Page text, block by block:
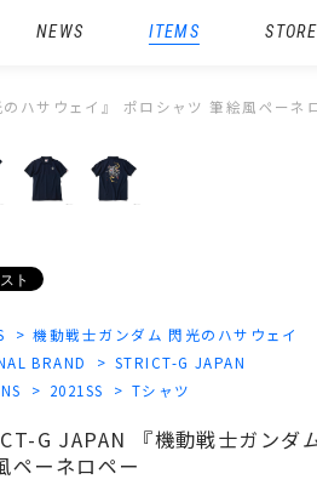
ITEMS
NEWS STORE
ハサウェイ』 ポロシャツ 筆絵風ペーネ
機動戦士ガンダム 閃光のハサウェイ
BRAND
STRICT-G JAPAN
2021SS Tシャツ
G JAPAN 『機動戦士ガンダ
ペーネロペー